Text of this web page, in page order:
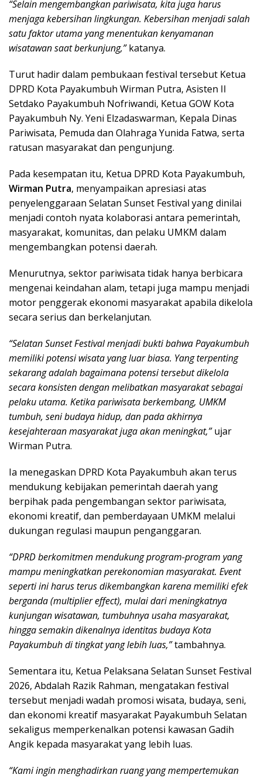
“Selain mengembangkan pariwisata, kita juga harus
menjaga kebersihan lingkungan. Kebersihan menjadi salah
satu faktor utama yang menentukan kenyamanan
wisatawan saat berkunjung,”katanya.
Turut hadir dalam pembukaan festival tersebut Ketua
DPRD Kota Payakumbuh Wirman Putra, Asisten II
Setdako Payakumbuh Nofriwandi, Ketua GOW Kota
Payakumbuh Ny. Yeni Elzadaswarman, Kepala Dinas
Pariwisata, Pemuda dan Olahraga Yunida Fatwa, serta
ratusan masyarakat dan pengunjung.
Pada kesempatan itu, Ketua DPRD Kota Payakumbuh,
Wirman Putra, menyampaikan apresiasi atas
penyelenggaraan Selatan Sunset Festival yang dinilai
menjadi contoh nyata kolaborasi antara pemerintah,
masyarakat, komunitas, dan pelaku UMKM dalam
mengembangkan potensi daerah.
Menurutnya, sektor pariwisata tidak hanya berbicara
mengenai keindahan alam, tetapi juga mampu menjadi
motor penggerak ekonomi masyarakat apabila dikelola
secara serius dan berkelanjutan.
“Selatan Sunset Festival menjadi bukti bahwa Payakumbuh
memiliki potensi wisata yang luar biasa. Yang terpenting
sekarang adalah bagaimana potensi tersebut dikelola
secara konsisten dengan melibatkan masyarakat sebagai
pelaku utama. Ketika pariwisata berkembang, UMKM
tumbuh, seni budaya hidup, dan pada akhirnya
kesejahteraan masyarakat juga akan meningkat,”ujar
Wirman Putra.
Ia menegaskan DPRD Kota Payakumbuh akan terus
mendukung kebijakan pemerintah daerah yang
berpihak pada pengembangan sektor pariwisata,
ekonomi kreatif, dan pemberdayaan UMKM melalui
dukungan regulasi maupun penganggaran.
“DPRD berkomitmen mendukung program-program yang
mampu meningkatkan perekonomian masyarakat. Event
seperti ini harus terus dikembangkan karena memiliki efek
berganda (multiplier effect), mulai dari meningkatnya
kunjungan wisatawan, tumbuhnya usaha masyarakat,
hingga semakin dikenalnya identitas budaya Kota
Payakumbuh di tingkat yang lebih luas,”tambahnya.
Sementara itu, Ketua Pelaksana Selatan Sunset Festival
2026, Abdalah Razik Rahman, mengatakan festival
tersebut menjadi wadah promosi wisata, budaya, seni,
dan ekonomi kreatif masyarakat Payakumbuh Selatan
sekaligus memperkenalkan potensi kawasan Gadih
Angik kepada masyarakat yang lebih luas.
“Kami ingin menghadirkan ruang yang mempertemukan